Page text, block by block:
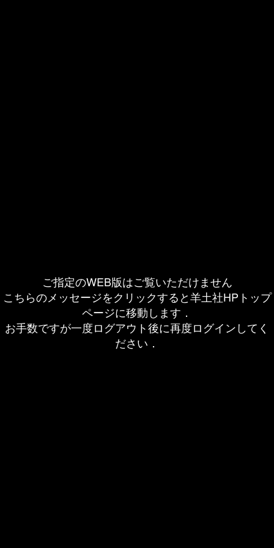
ご指定のWEB版はご覧いただけません
こちらのメッセージをクリックすると羊土社HPトップ
ページに移動します．
お手数ですが一度ログアウト後に再度ログインしてく
ださい．